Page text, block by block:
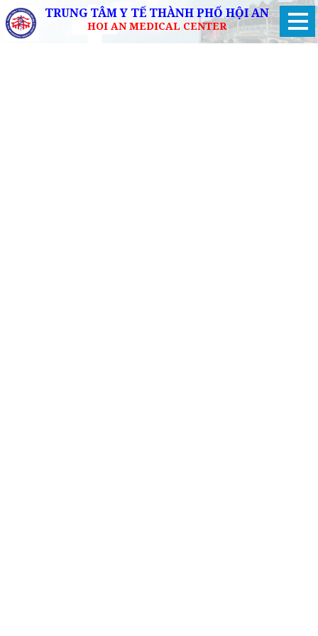
TRUNG TÂM Y TẾ THÀNH PHỐ HỘI AN
HOI AN MEDICAL CENTER